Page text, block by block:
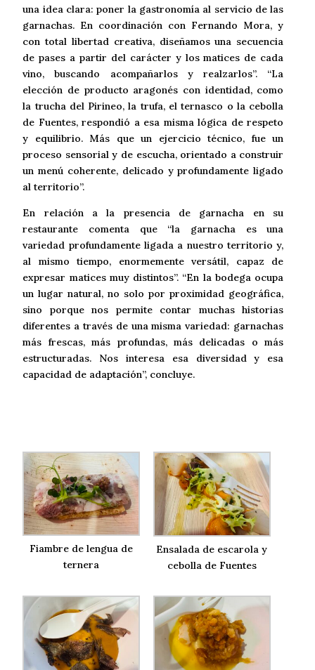
una idea clara: poner la gastronomía al servicio de las
garnachas. En coordinación con Fernando Mora, y
con total libertad creativa, diseñamos una secuencia
de pases a partir del carácter y los matices de cada
vino, buscando acompañarlos y realzarlos”. “La
elección de producto aragonés con identidad, como
la trucha del Pirineo, la trufa, el ternasco o la cebolla
de Fuentes, respondió a esa misma lógica de respeto
y equilibrio. Más que un ejercicio técnico, fue un
proceso sensorial y de escucha, orientado a construir
un menú coherente, delicado y profundamente ligado
al territorio”.
En relación a la presencia de garnacha en su
restaurante comenta que “la garnacha es una
variedad profundamente ligada a nuestro territorio y,
al mismo tiempo, enormemente versátil, capaz de
expresar matices muy distintos”. “En la bodega ocupa
un lugar natural, no solo por proximidad geográfica,
sino porque nos permite contar muchas historias
diferentes a través de una misma variedad: garnachas
más frescas, más profundas, más delicadas o más
estructuradas. Nos interesa esa diversidad y esa
capacidad de adaptación”, concluye.
Fiambre de lengua de
ternera
Ensalada de escarola y
cebolla de Fuentes